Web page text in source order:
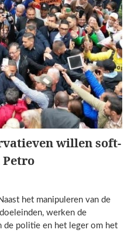
willen soft-
Petro
het manipuleren van de
werken de
de politie en het leger om het